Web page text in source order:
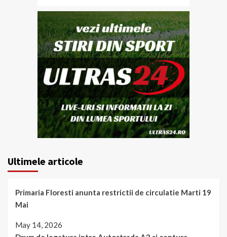
Ultimele articole
Primaria Floresti anunta restrictii de circulatie Marti 19
Mai
May 14, 2026